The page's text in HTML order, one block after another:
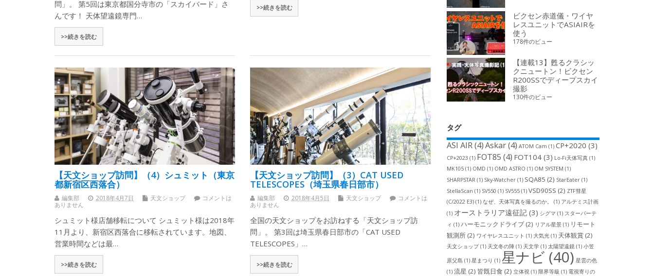
問」。 第5回は東京都国分寺市の「スカイバード」さ
んです！ 天体望遠鏡専門…
>>続きを読む
>>続きを読む
【天文ショップ訪問】（4）シュミット（東京
都新宿区西落合）
編集部 2018年4月7日 天文ショップ
コメントは
ありません
シュミット様店舗移転について シュミット様は2018年
11月より、新宿区西落合に移転されています。地図、
営業時間などは最…
>>続きを読む
【天文ショップ訪問】（3）CAT USED
TELESCOPES（埼玉県春日部市）
編集部 2018年4月5日 天文ショップ
コメントは
ありません
全国の天文ショップをお訪ねする「天文ショップ訪
問」。 第3回は埼玉県春日部市の「CAT USED
TELESCOPES」…
>>続きを読む
ビクセン赤道儀・ワイヤ
レスユニットでASIAIRを
使う
178件のビュー
【連載13】甦るクラシッ
クニュートン！ビクセン
R200SSでディープスカイ
撮影
130件のビュー
タグ
ASI AIR(4) Askar(4) ATOM Cam (1) CP+2020 (3)
CP+2023 (1) FOT85 (4) FOT104 (3) Lo-Fi天体写真 (1)
MK105 (1) OMD (1) OMD ASTRO (1) OM SYSTEM (1)
SHARPSTAR (1) Sky-Watcher (1) SQA85 (2) StarEater (1)
StellaScan (1) SV550 (1) SV555 (1) VSD90SS (2) ZTF彗星
(C/2022 E3) (1) なぜ、天体写真を撮るのか。 (1) アルテミス計画
(1) オーストラリア遠征記 (3) シグマ (1) スターパーテ
ィ (1) ハーモニックドライブ (2) リアル星景 (1) リモート
観測所 (2) ワイヤレスユニット (1) 大気光 (1) 天体観賞 (2)
天文ショップ(1) 天文冬の陣 (1) 天文学 (1) 太陽望遠鏡 (1) 小笠
原父島 (1) 星まつり (1) 星ナビ (40) 星雲の色
(1) 流星 (2) 皆既日食 (2) 立体視 (1) 限界等級 (1) 電視寄りの